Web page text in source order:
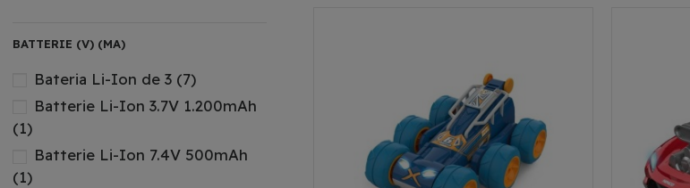
BATTERIE (V) (MA)
Bateria Li-Ion de 3 (7)
Batterie Li-Ion 3.7V 1.200mAh
(1)
Batterie Li-Ion 7.4V 500mAh
(1)